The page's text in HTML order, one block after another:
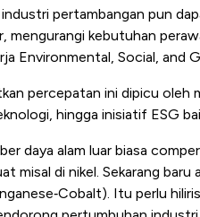
pertambangan pun
mengurangi kebutuhan
Environmental, Social, and
percepatan ini dipicu
hingga inisiatif ESG
daya alam luar biasa
misal di nikel. Sekarang
Itu perlu